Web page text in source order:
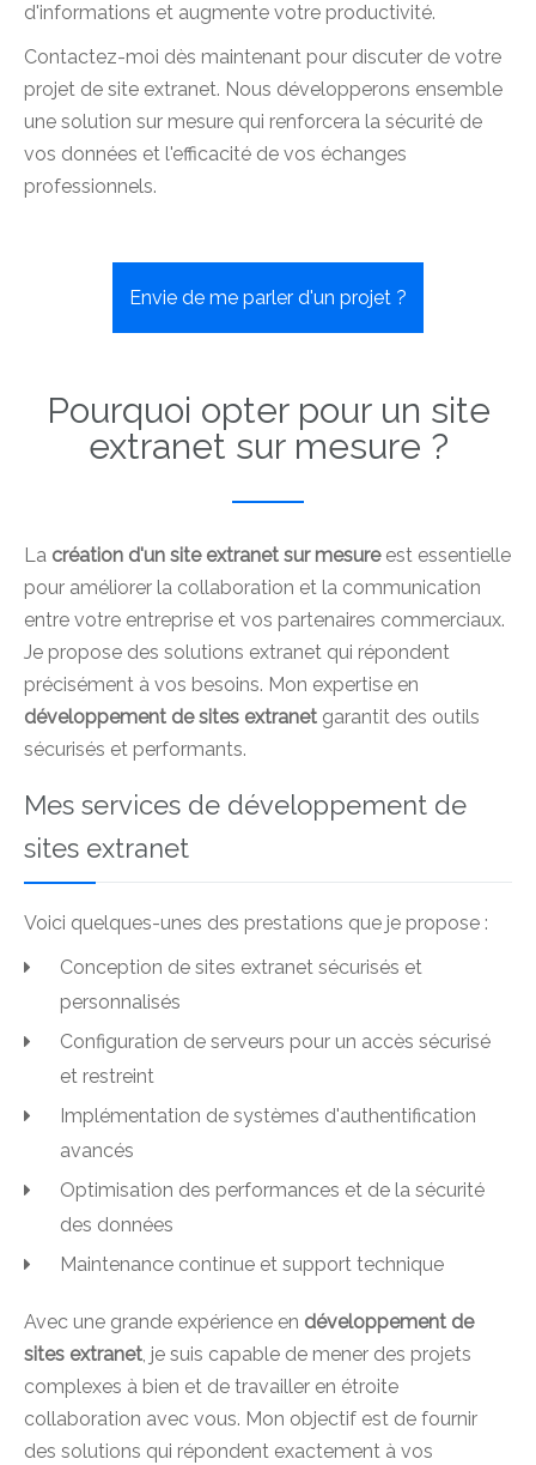
d'informations et augmente votre productivité.
Contactez-moi dès maintenant pour discuter de votre
projet de site extranet. Nous développerons ensemble
une solution sur mesure qui renforcera la sécurité de
vos données et l'efficacité de vos échanges
professionnels.
Envie de me parler d'un projet ?
Pourquoi opter pour un site
extranet sur mesure ?
La création d'un site extranet sur mesureest essentielle
pour améliorer la collaboration et la communication
entre votre entreprise et vos partenaires commerciaux.
Je propose des solutions extranet qui répondent
précisément à vos besoins. Mon expertise en
développement de sites extranet garantit des outils
sécurisés et performants.
Mes services de développement de
sites extranet
Voici quelques-unes des prestations que je propose :
Conception de sites extranet sécurisés et
personnalisés
Configuration de serveurs pour un accès sécurisé
et restreint
Implémentation de systèmes d'authentification
avancés
Optimisation des performances et de la sécurité
des données
Maintenance continue et support technique
Avec une grande expérience en développement de
sites extranet, je suis capable de mener des projets
complexes à bien et de travailler en étroite
collaboration avec vous. Mon objectif est de fournir
des solutions qui répondent exactement à vos